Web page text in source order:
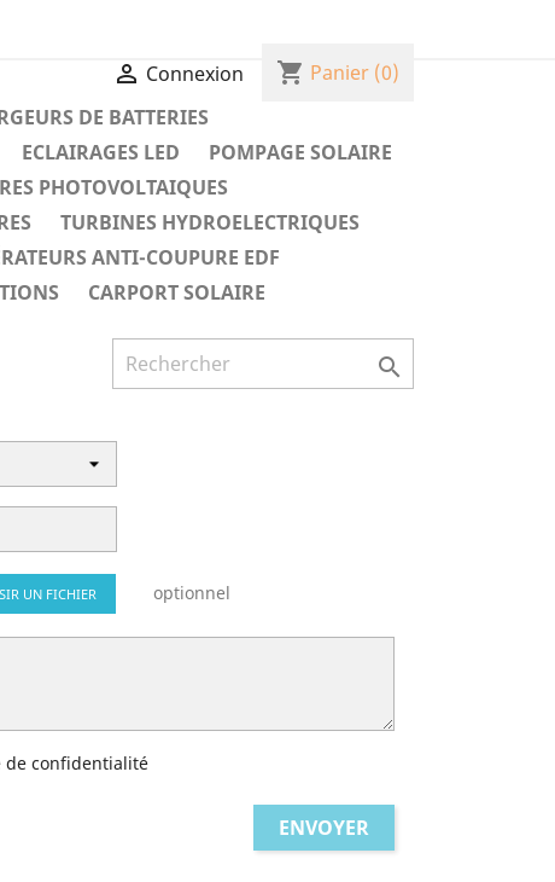
 Connexion shopping_cart Panier (0)
DE BATTERIES
ECLAIRAGES LED
POMPAGE SOLAIRE
PHOTOVOLTAIQUES
TURBINES HYDROELECTRIQUES
ANTI-COUPURE EDF
CARPORT SOLAIRE

UN FICHIER optionnel
de confidentialité